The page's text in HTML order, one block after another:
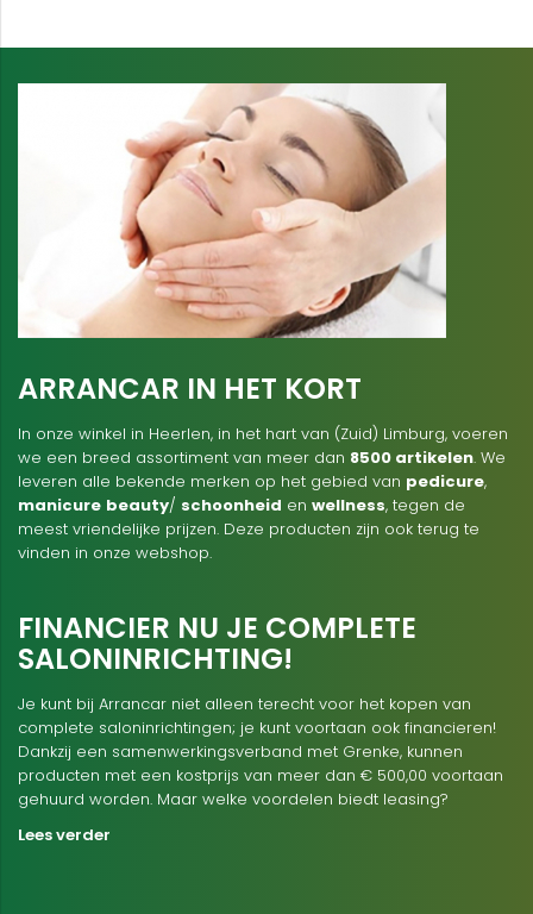
ARRANCAR IN HET KORT
In onze winkel in Heerlen, in het hart van (Zuid) Limburg, voeren
we een breed assortiment van meer dan 8500 artikelen. We
leveren alle bekende merken op het gebied van pedicure,
manicure beauty/ schoonheid en wellness, tegen de
meest vriendelijke prijzen. Deze producten zijn ook terug te
vinden in onze webshop.
FINANCIER NU JE COMPLETE
SALONINRICHTING!
Je kunt bij Arrancar niet alleen terecht voor het kopen van
complete saloninrichtingen; je kunt voortaan ook financieren!
Dankzij een samenwerkingsverband met Grenke, kunnen
producten met een kostprijs van meer dan € 500,00 voortaan
gehuurd worden. Maar welke voordelen biedt leasing?
Lees verder